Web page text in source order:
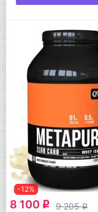
-12%
8 100 q 9 205q